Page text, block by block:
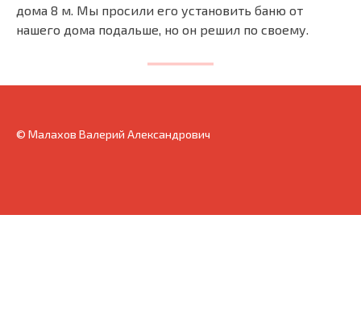
дома 8 м. Мы просили его установить баню от
нашего дома подальше, но он решил по своему.
© Малахов Валерий Александрович